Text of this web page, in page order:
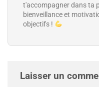
t'accompagner dans ta
bienveillance et
objectifs !
Laisser un